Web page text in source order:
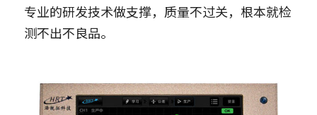
专业的研发技术做支撑，质量不过关，根本就检
测不出不良品。